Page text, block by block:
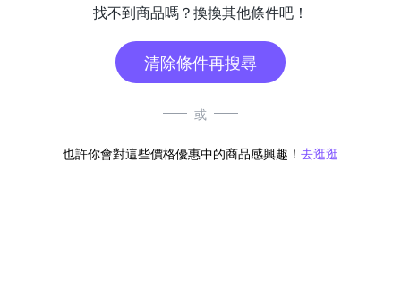
找不到商品嗎？換換其他條件吧！
清除條件再搜尋
或
也許你會對這些價格優惠中的商品感興趣！ 去逛逛